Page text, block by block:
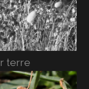
terre